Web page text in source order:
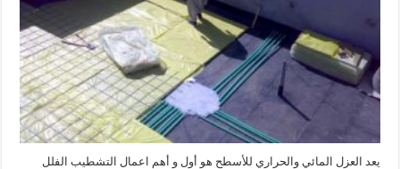
يعد العزل المائي والحراري للأسطح هو أول و أهم اعمال التشطيب الفلل